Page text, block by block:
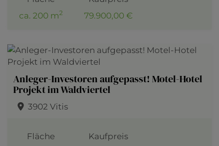
ca. 200 m2
79.900,00 €
Anleger-Investoren aufgepasst! Motel-Hotel
Projekt im Waldviertel
3902 Vitis
Fläche
Kaufpreis